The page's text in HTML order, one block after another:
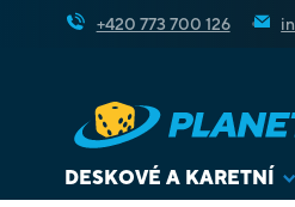
+420 773 700 126
DESKOVÉ A KARETNÍ